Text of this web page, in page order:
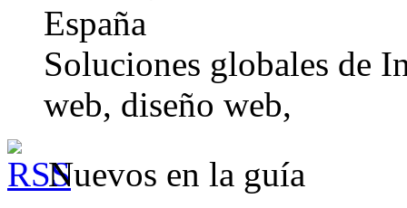
España
Soluciones globales de
web, diseño web,
Nuevos en la guía